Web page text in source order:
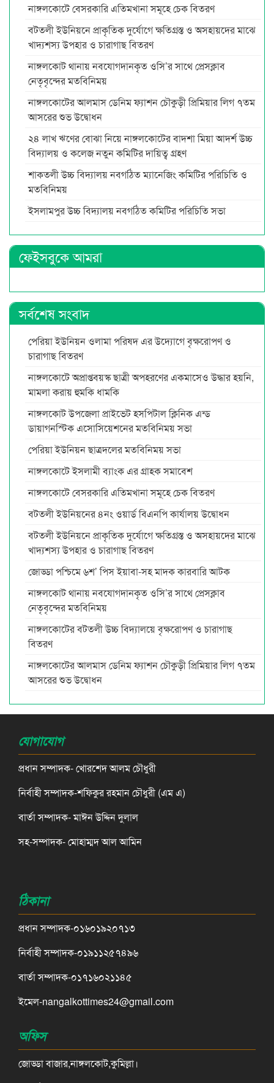
নাঙ্গলকোটে বেসরকারি এতিমখানা সমূহে চেক বিতরণ
বটতলী ইউনিয়নে প্রাকৃতিক দুর্যোগে ক্ষতিগ্রস্ত ও অসহায়দের মাঝে
খাদ্যশস্য উপহার ও চারাগাছ বিতরণ
নাঙ্গলকোট থানায় নবযোগদানকৃত ওসি’র সাথে প্রেসক্লাব
নেতৃবৃন্দের মতবিনিময়
নাঙ্গলকোটের আলমাস ডেনিম ফ্যাশন চৌকুড়ী প্রিমিয়ার লিগ ৭তম
আসরের শুভ উদ্বোধন
২৪ লাখ ঋণের বোঝা নিয়ে নাঙ্গলকোটের বাদশা মিয়া আদর্শ উচ্চ
বিদ্যালয় ও কলেজ নতুন কমিটির দায়িত্ব গ্রহণ
শাকতলী উচ্চ বিদ্যালয় নবগঠিত ম্যানেজিং কমিটির পরিচিতি ও
মতবিনিময়
ইসলামপুর উচ্চ বিদ্যালয় নবগঠিত কমিটির পরিচিতি সভা
ফেইসবুকে আমরা
সর্বশেষ সংবাদ
পেরিয়া ইউনিয়ন ওলামা পরিষদ এর উদ্যোগে বৃক্ষরোপণ ও
চারাগাছ বিতরণ
নাঙ্গলকোটে অপ্রাপ্তবয়স্ক ছাত্রী অপহরণের একমাসেও উদ্ধার হয়নি,
মামলা করায় হুমকি ধামকি
নাঙ্গলকোট উপজেলা প্রাইভেট হসপিটাল ক্লিনিক এন্ড
ডায়াগনস্টিক এসোসিয়েশনের মতবিনিময় সভা
পেরিয়া ইউনিয়ন ছাত্রদলের মতবিনিময় সভা
নাঙ্গলকোটে ইসলামী ব্যাংক এর গ্রাহক সমাবেশ
নাঙ্গলকোটে বেসরকারি এতিমখানা সমূহে চেক বিতরণ
বটতলী ইউনিয়নের ৪নং ওয়ার্ড বিএনপি কার্যালয় উদ্বোধন
বটতলী ইউনিয়নে প্রাকৃতিক দুর্যোগে ক্ষতিগ্রস্ত ও অসহায়দের মাঝে
খাদ্যশস্য উপহার ও চারাগাছ বিতরণ
জোড্ডা পশ্চিমে ৬শ’ পিস ইয়াবা-সহ মাদক কারবারি আটক
নাঙ্গলকোট থানায় নবযোগদানকৃত ওসি’র সাথে প্রেসক্লাব
নেতৃবৃন্দের মতবিনিময়
নাঙ্গলকোটের বটতলী উচ্চ বিদ্যালয়ে বৃক্ষরোপণ ও চারাগাছ
বিতরণ
নাঙ্গলকোটের আলমাস ডেনিম ফ্যাশন চৌকুড়ী প্রিমিয়ার লিগ ৭তম
আসরের শুভ উদ্বোধন
যোগাযোগ
প্রধান সম্পাদক- খোরশেদ আলম চৌধুরী
নির্বাহী সম্পাদক-শফিকুর রহমান চৌধুরী (এম এ)
বার্তা সম্পাদক- মাঈন উদ্দিন দুলাল
সহ-সম্পাদক- মোহাম্মদ আল আমিন
ঠিকানা
প্রধান সম্পাদক-০১৬০১৯২০৭১৩
নির্বাহী সম্পাদক-০১৯১১২৫৭৪৯৬
বার্তা সম্পাদক-০১৭১৬০২১১৪৫
ইমেল-nangalkottimes24@gmail.com
অফিস
জোড্ডা বাজার,নাঙ্গলকোট,কুমিল্লা।